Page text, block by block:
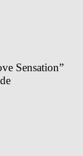
Sensation”